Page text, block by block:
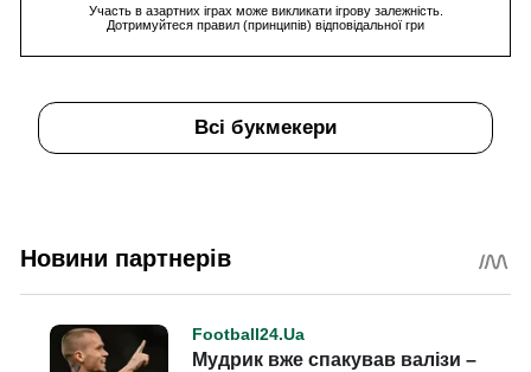
Участь в азартних іграх може викликати ігрову залежність.
Дотримуйтеся правил (принципів) відповідальної гри
Всі букмекери